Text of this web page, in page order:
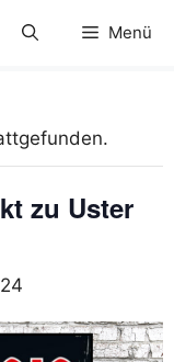
Menü
zu Uster